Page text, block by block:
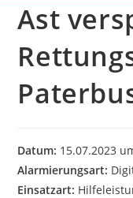
Ast
Datum: 15.07.2023
Alarmierungsart:
Einsatzart: